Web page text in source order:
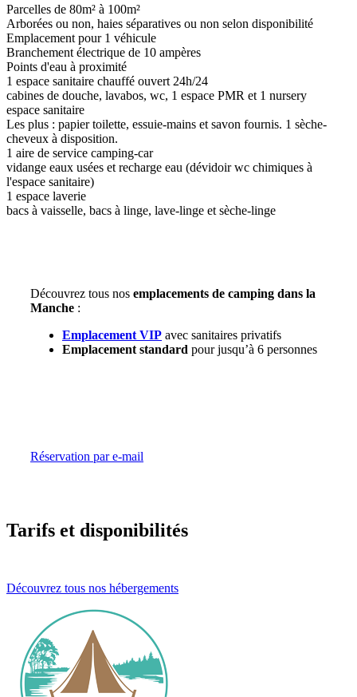
Parcelles de 80m² à 100m²
Arborées ou non, haies séparatives ou non selon disponibilité
Emplacement pour 1 véhicule
Branchement électrique de 10 ampères
Points d'eau à proximité
1 espace sanitaire chauffé ouvert 24h/24
cabines de douche, lavabos, wc, 1 espace PMR et 1 nursery
espace sanitaire
Les plus : papier toilette, essuie-mains et savon fournis. 1 sèche-
cheveux à disposition.
1 aire de service camping-car
vidange eaux usées et recharge eau (dévidoir wc chimiques à
l'espace sanitaire)
1 espace laverie
bacs à vaisselle, bacs à linge, lave-linge et sèche-linge
Découvrez tous nos emplacements de camping dans la
Manche :
Emplacement VIP avec sanitaires privatifs
Emplacement standard pour jusqu’à 6 personnes
Réservation par e-mail
Tarifs et disponibilités
Découvrez tous nos hébergements